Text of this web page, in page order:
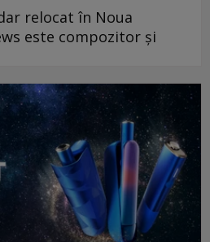
relocat în Noua
este compozitor și